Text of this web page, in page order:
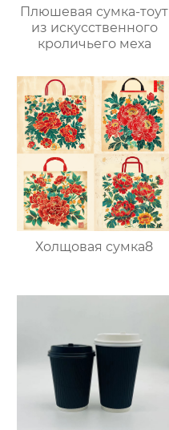
Плюшевая сумка-тоут
из искусственного
кроличьего меха
Холщовая сумка8